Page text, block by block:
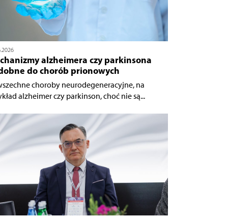
alzheimera czy parkinsona
do chorób prionowych
choroby neurodegeneracyjne, na
alzheimer czy parkinson, choć nie są...